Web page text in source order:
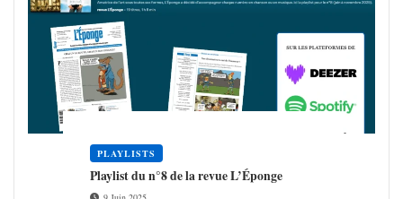
PLAYLISTS
Play­list du n°8 de la revue L’Éponge